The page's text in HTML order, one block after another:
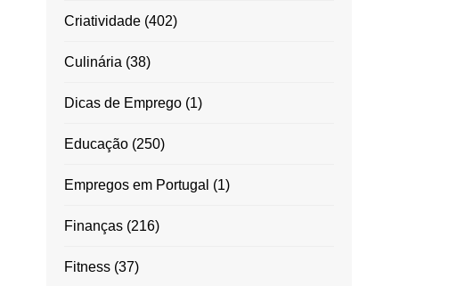
Criatividade(402)
Culinária (38)
Dicas de Emprego(1)
Educação(250)
Empregos em Portugal (1)
Finanças(216)
Fitness(37)